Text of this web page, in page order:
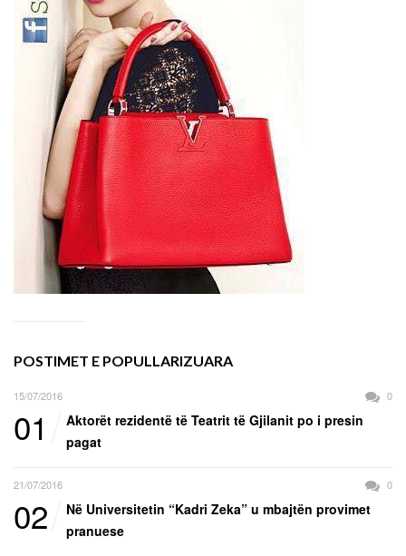
POSTIMET E POPULLARIZUARA
15/07/2016 0
01
Aktorët rezidentë të Teatrit të Gjilanit po i presin
pagat
21/07/2016 0
02
Në Universitetin “Kadri Zeka” u mbajtën provimet
pranuese